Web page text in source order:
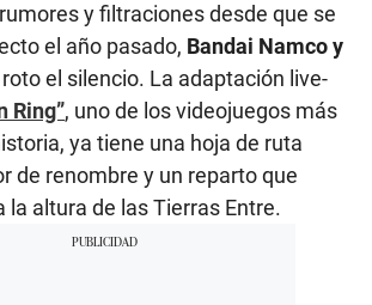
y filtraciones desde que se
el año pasado, Bandai Namco y
el silencio. La adaptación live-
Ring”, uno de los videojuegos más
ya tiene una hoja de ruta
de renombre y un reparto que
la altura de las Tierras Entre.